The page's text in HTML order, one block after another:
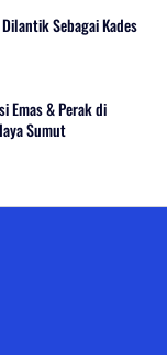
Sebagai Kades
Emas & Perak di
Sumut